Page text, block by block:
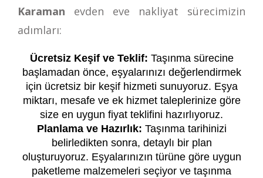
Karaman evden eve nakliyat sürecimizin
adımları:
Ücretsiz Keşif ve Teklif: Taşınma sürecine
başlamadan önce, eşyalarınızı değerlendirmek
için ücretsiz bir keşif hizmeti sunuyoruz. Eşya
miktarı, mesafe ve ek hizmet taleplerinize göre
size en uygun fiyat teklifini hazırlıyoruz.
Planlama ve Hazırlık: Taşınma tarihinizi
belirledikten sonra, detaylı bir plan
oluşturuyoruz. Eşyalarınızın türüne göre uygun
paketleme malzemeleri seçiyor ve taşınma